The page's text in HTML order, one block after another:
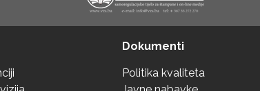
Dokumenti
Politika kvaliteta